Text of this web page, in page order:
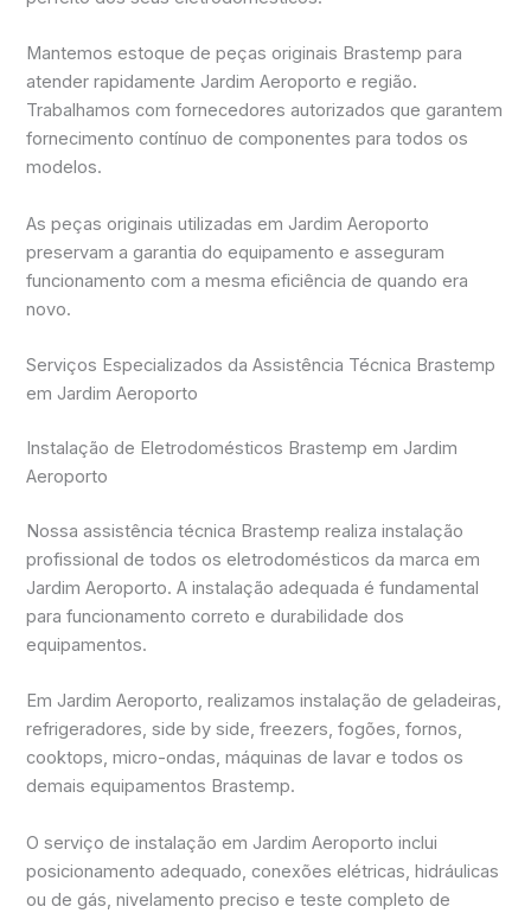
Mantemos estoque de peças originais Brastemp para
atender rapidamente Jardim Aeroporto e região.
Trabalhamos com fornecedores autorizados que garantem
fornecimento contínuo de componentes para todos os
modelos.
As peças originais utilizadas em Jardim Aeroporto
preservam a garantia do equipamento e asseguram
funcionamento com a mesma eficiência de quando era
novo.
Serviços Especializados da Assistência Técnica Brastemp
em Jardim Aeroporto
Instalação de Eletrodomésticos Brastemp em Jardim
Aeroporto
Nossa assistência técnica Brastemp realiza instalação
profissional de todos os eletrodomésticos da marca em
Jardim Aeroporto. A instalação adequada é fundamental
para funcionamento correto e durabilidade dos
equipamentos.
Em Jardim Aeroporto, realizamos instalação de geladeiras,
refrigeradores, side by side, freezers, fogões, fornos,
cooktops, micro-ondas, máquinas de lavar e todos os
demais equipamentos Brastemp.
O serviço de instalação em Jardim Aeroporto inclui
posicionamento adequado, conexões elétricas, hidráulicas
ou de gás, nivelamento preciso e teste completo de